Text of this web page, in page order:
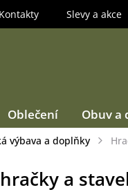
Kontakty Slevy a akce
Oblečení Obuv a
výbava a doplňky
a